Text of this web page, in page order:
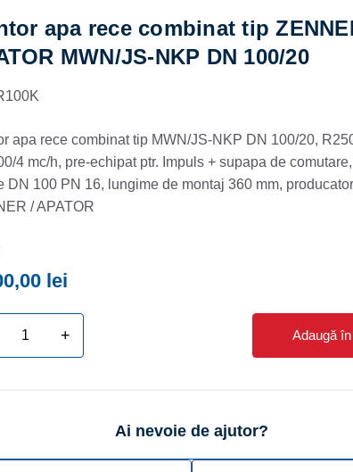
apa rece combinat tip
MWN/JS-NKP DN 100/20
apa rece combinat tip MWN/JS-NKP DN 100/20,
4 mc/h, pre-echipat ptr. Impuls + supapa de
DN 100 PN 16, lungime de montaj 360 mm, producator
/ APATOR
lei
+ Adaugă
Ai nevoie de ajutor?